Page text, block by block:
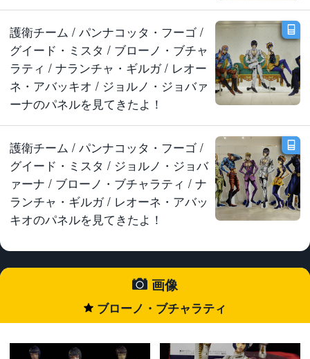
護衛チーム / パンナコッタ・フーゴ /
グイード・ミスタ / ブローノ・ブチャ
ラティ / ナランチャ・ギルガ / レオー
ネ・アバッキオ / ジョルノ・ジョバァ
ーナのパネルを見てきたよ！
護衛チーム / パンナコッタ・フーゴ /
グイード・ミスタ / ジョルノ・ジョバ
ァーナ / ブローノ・ブチャラティ / ナ
ランチャ・ギルガ / レオーネ・アバッ
キオのパネルを見てきたよ！
画像
ブローノ・ブチャラティ